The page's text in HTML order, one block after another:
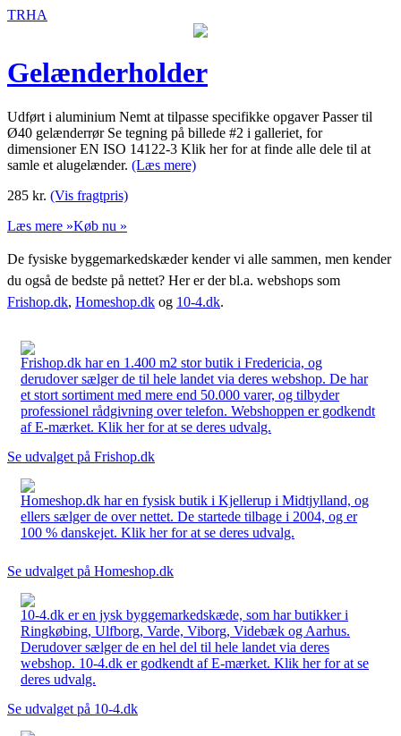
TRHA
Gelænderholder
Udført i aluminium Nemt at tilpasse specifikke opgaver Passer til
Ø40 gelænderrør Se tegning på billede #2 i galleriet, for
dimensioner EN ISO 14122-3 Klik her for at finde alle dele til at
samle et alugelænder. (Læs mere)
285 kr. (Vis fragtpris)
Læs mere »Køb nu »
De fysiske byggemarkedskæder kender vi alle sammen, men kender
du også de bedste på nettet? Her er der bl.a. webshops som
Frishop.dk, Homeshop.dk og 10-4.dk.
Frishop.dk har en 1.400 m2 stor butik i Fredericia, og
derudover sælger de til hele landet via deres webshop. De har
et stort sortiment med mere end 50.000 varer, og tilbyder
professionel rådgivning over telefon. Webshoppen er godkendt
af E-mærket. Klik her for at se deres udvalg.
Se udvalget på Frishop.dk
Homeshop.dk har en fysisk butik i Kjellerup i Midtjylland, og
ellers sælger de over nettet. De startede tilbage i 2004, og er
100 % danskejet. Klik her for at se deres udvalg.
Se udvalget på Homeshop.dk
10-4.dk er en jysk byggemarkedskæde, som har butikker i
Ringkøbing, Ulfborg, Varde, Viborg, Videbæk og Aarhus.
Derudover sælger de en hel del til hele landet via deres
webshop. 10-4.dk er godkendt af E-mærket. Klik her for at se
deres udvalg.
Se udvalget på 10-4.dk